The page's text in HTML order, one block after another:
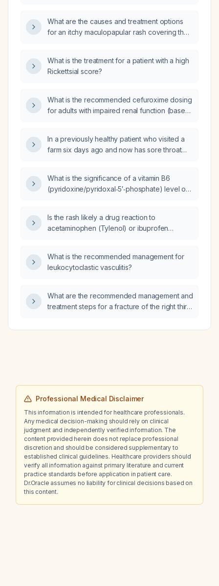
What are the causes and treatment options
for an itchy maculopapular rash covering the
What is the treatment for a patient with a high
Rickettsial score?
What is the recommended cefuroxime dosing
for adults with impaired renal function (based
In a previously healthy patient who visited a
farm six days ago and now has sore throat
management?
What is the significance of a vitamin B6
(pyridoxine/pyridoxal‑5′‑phosphate) level of
Is the rash likely a drug reaction to
acetaminophen (Tylenol) or ibuprofen
What is the recommended management for
leukocytoclastic vasculitis?
What are the recommended management and
treatment steps for a fracture of the right third
Professional Medical Disclaimer
This information is intended for healthcare professionals.
Any medical decision-making should rely on clinical
judgment and independently verified information. The
content provided herein does not replace professional
discretion and should be considered supplementary to
established clinical guidelines. Healthcare providers should
verify all information against primary literature and current
practice standards before application in patient care.
Dr.Oracle assumes no liability for clinical decisions based on
this content.